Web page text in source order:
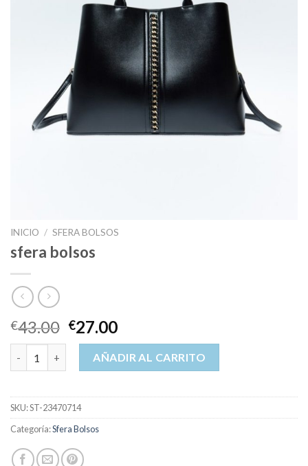
INICIO / SFERA BOLSOS
sfera bolsos
€43.00 €27.00
sfera bolsos cantidadAÑADIR AL CARRITO
SKU:ST-23470714
Categoría:Sfera Bolsos